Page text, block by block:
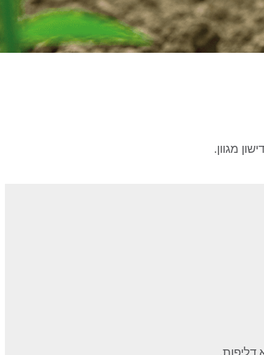
מגוון.
דליפות.